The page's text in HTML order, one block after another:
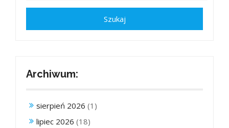
Archiwum:
sierpień 2026 (1)
lipiec 2026 (18)